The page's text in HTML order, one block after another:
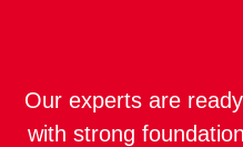
Our experts are
with strong